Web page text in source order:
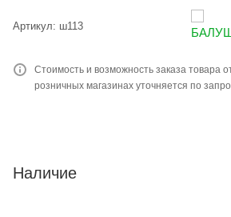
Артикул: ш113
Стоимость и возможность заказа товара
розничных магазинах уточняется по
Наличие